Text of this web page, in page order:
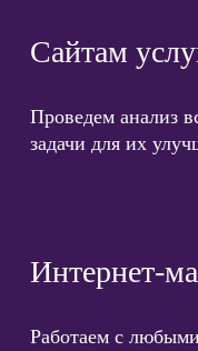
Сайтам
Проведем анализ
задачи для их
Интернет-
Работаем с